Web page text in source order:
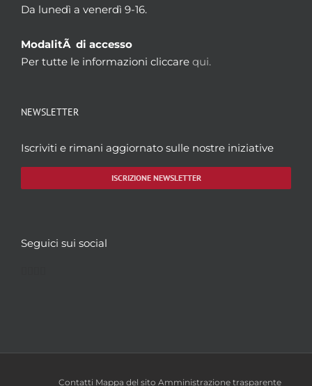
Da lunedì a venerdì 9-16.
ModalitÃ di accesso
Per tutte le informazioni cliccare qui.
NEWSLETTER
Iscriviti e rimani aggiornato sulle nostre iniziative
ISCRIZIONE NEWSLETTER
Seguici sui social
Contatti Mappa del sito Amministrazione trasparente